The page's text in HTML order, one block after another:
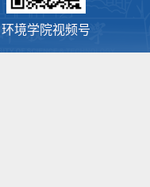
环境学院视频号